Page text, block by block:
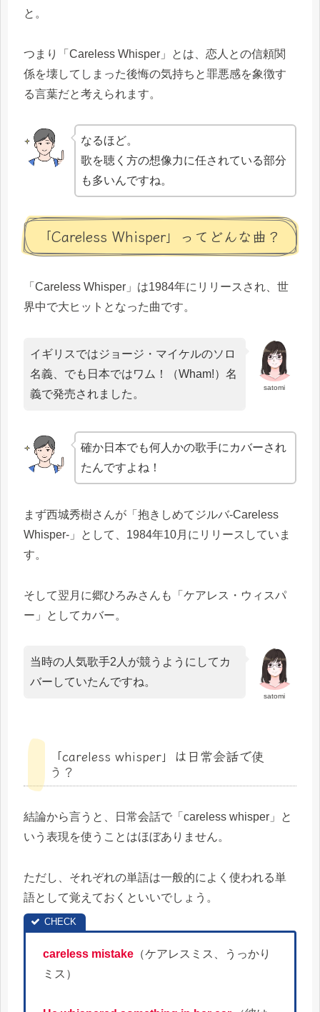
と。
つまり「Careless Whisper」とは、恋人との信頼関
係を壊してしまった後悔の気持ちと罪悪感を象徴す
る言葉だと考えられます。
なるほど。
歌を聴く方の想像力に任されている部分
も多いんですね。
「Careless Whisper」ってどんな曲？
「Careless Whisper」は1984年にリリースされ、世
界中で大ヒットとなった曲です。
satomi
イギリスではジョージ・マイケルのソロ
名義、でも日本ではワム！（Wham!）名
義で発売されました。
確か日本でも何人かの歌手にカバーされ
たんですよね！
まず西城秀樹さんが「抱きしめてジルバ-Careless
Whisper-」として、1984年10月にリリースしていま
す。
そして翌月に郷ひろみさんも「ケアレス・ウィスパ
ー」としてカバー。
satomi
当時の人気歌手2人が競うようにしてカ
バーしていたんですね。
「careless whisper」は日常会話で使
う？
結論から言うと、日常会話で「careless whisper」と
いう表現を使うことはほぼありません。
ただし、それぞれの単語は一般的によく使われる単
語として覚えておくといいでしょう。
careless mistake （ケアレスミス、うっかり
ミス）